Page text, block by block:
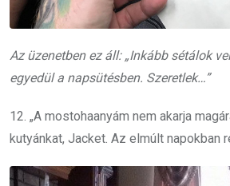
Az üzenetben ez áll: „Inkább sétálok
egyedül a napsütésben. Szeretlek…”
12. „A mostohaanyám nem akarja
kutyánkat, Jacket. Az elmúlt napokban